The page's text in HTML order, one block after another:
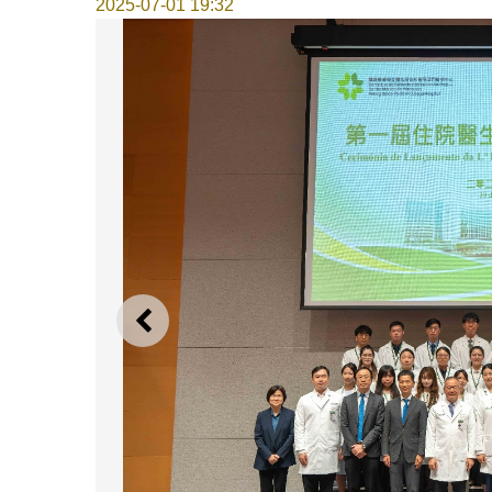
2025-07-01 19:32
上一則